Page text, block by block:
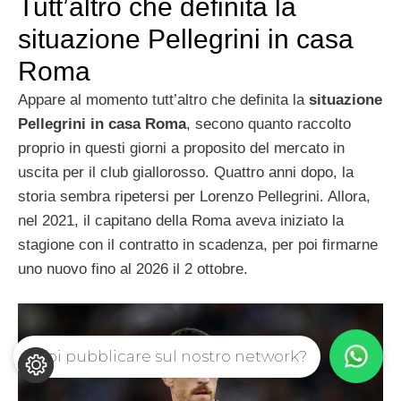
Tutt’altro che definita la
situazione Pellegrini in casa
Roma
Appare al momento tutt’altro che definita lasituazione
Pellegrini in casa Roma, secono quanto raccolto
proprio in questi giorni a proposito del mercato in
uscita per il club giallorosso. Quattro anni dopo, la
storia sembra ripetersi per Lorenzo Pellegrini. Allora,
nel 2021, il capitano della Roma aveva iniziato la
stagione con il contratto in scadenza, per poi firmarne
uno nuovo fino al 2026 il 2 ottobre.
Vuoi pubblicare sul nostro network?